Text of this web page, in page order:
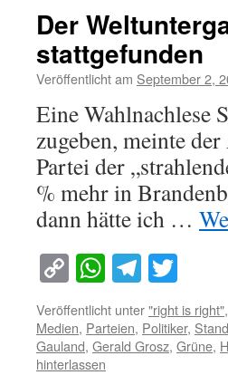
Der
stattgefunden
Veröffentlicht am September 2,
Eine Wahlnachlese
zugeben, meinte
Partei der
% mehr in
dann hätte ich …
Copy
Link
WhatsApp
Veröffentlicht unter"right is right",
Medien, Parteien, Politiker,
Gauland, Gerald Grosz, Grüne,
hinterlassen